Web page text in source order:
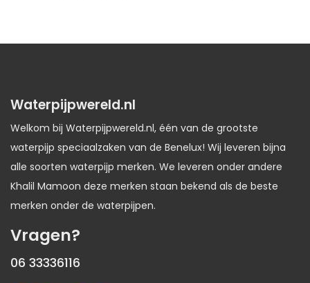
Waterpijpwereld.nl
Welkom bij Waterpijpwereld.nl, één van de grootste
waterpijp speciaalzaken van de Benelux! Wij leveren bijna
alle soorten waterpijp merken. We leveren onder andere
Khalil Mamoon deze merken staan bekend als de beste
merken onder de waterpijpen.
Vragen?
06 33336116